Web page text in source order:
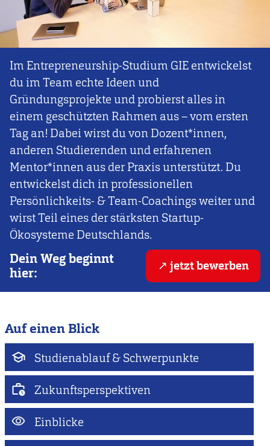
Im Entrepreneurship-Studium GIE entwickelst
du im Team echte Ideen und
Gründungsprojekte und probierst alles in
einem geschützten Rahmen aus – vom ersten
Tag an! Dabei wirst du von Dozent*innen,
anderen Studierenden und erfahrenen
Mentor*innen aus der Praxis unterstützt. Du
entwickelst dich in professionellen
Persönlichkeits- & Team-Coachings weiter und
wirst Teil eines der stärksten Startup-
Ökosysteme Deutschlands.
Dein Weg beginnt
hier:
jetzt bewerben
Auf einen Blick
Studienablauf & Schwerpunkte
Zukunftsperspektiven
Einblicke